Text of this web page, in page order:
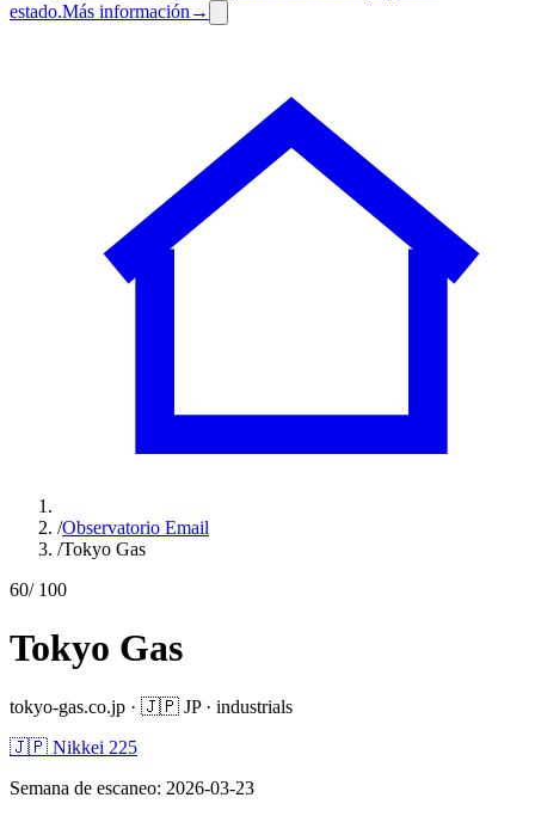
estado.Más información →
/Observatorio Email
/Tokyo Gas
60/ 100
Tokyo Gas
tokyo-gas.co.jp · 🇯🇵 JP· industrials
🇯🇵 Nikkei 225
Semana de escaneo: 2026-03-23